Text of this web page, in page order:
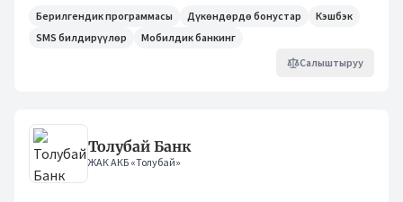
Берилгендик программасы Дүкөндөрдө бонустар
Кэшбэк
SMS билдирүүлөр
Мобилдик банкинг
Салыштыруу
Толубай Банк
ЖАК АКБ «Толубай»